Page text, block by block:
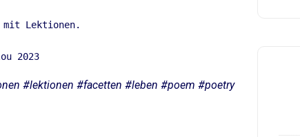
Lektionen.
2023
#lektionen #facetten #leben #poem #poetry